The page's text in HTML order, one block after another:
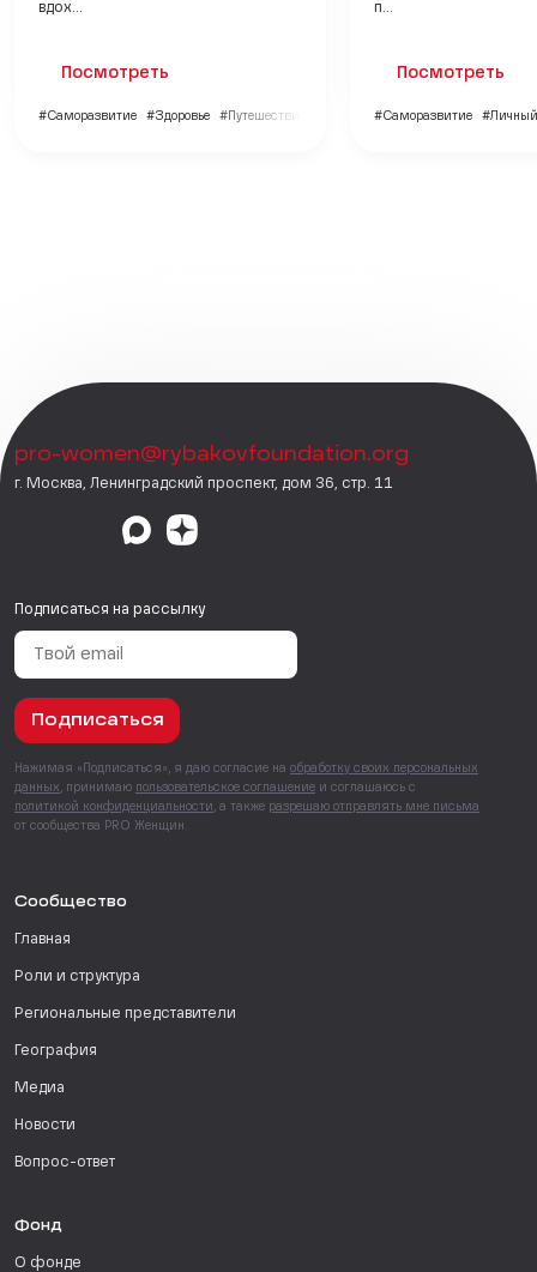
вдох...
Посмотреть
#Саморазвитие #Здоровье #Путешествия
п...
Посмотреть
#Саморазвитие
pro-women@rybakovfoundation.org
г. Москва, Ленинградский проспект, дом 36, стр. 11
Подписаться на рассылку
Подписаться
Нажимая «Подписаться», я даю согласие на обработку своих персональных
данных , принимаю пользовательское соглашение и соглашаюсь с
политикой конфиденциальности , а также разрешаю отправлять мне письма
от сообщества PRO Женщин.
Сообщество
Главная
Роли и структура
Региональные представители
География
Медиа
Новости
Вопрос-ответ
Фонд
О фонде